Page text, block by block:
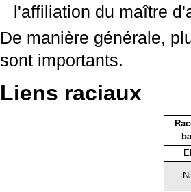
l'affiliation du maître
De manière générale,
sont importants.
Liens raciaux